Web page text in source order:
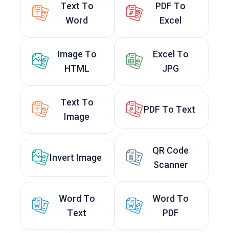
Text To
Word
PDF To
Excel
Image To
HTML
Excel To
JPG
Text To
Image
PDF To Text
Invert Image
QR Code
Scanner
Word To
Text
Word To
PDF